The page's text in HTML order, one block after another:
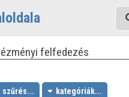
felfedezés
szűrés... kategóriák...